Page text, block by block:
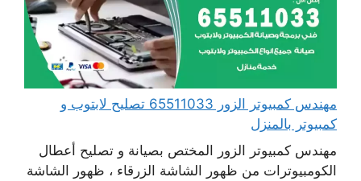
مهندس كمبيوتر الزور 65511033 تصليح لابتوب و
كمبيوتر بالمنزل
مهندس كمبيوتر الزور المختص بصيانة و تصليح أعطال
الكومبيوترات من ظهور الشاشة الزرقاء ، ظهور الشاشة